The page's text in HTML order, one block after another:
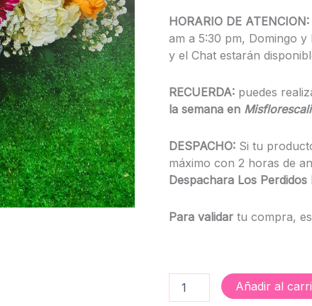
HORARIO DE ATENCION:
am a 5:30 pm, Domingo y
y el Chat estarán
RECUERDA: puedes
la semana en
DESPACHO: Si tu
máximo con 2 horas de
Despachara Los
Para validar tu compra,
Añadir al